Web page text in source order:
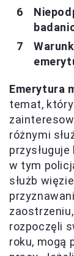
Emerytura
temat,
różnymi
w tym
służb
rozpoczęli
roku, mogą